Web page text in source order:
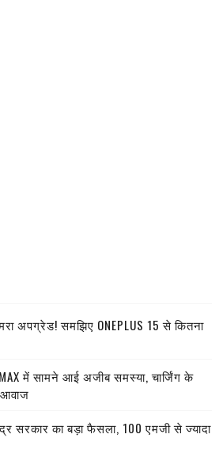
अपग्रेड! समझिए ONEPLUS 15 से कितना
में सामने आई अजीब समस्या, चार्जिंग के
आवाज
सरकार का बड़ा फैसला, 100 एमजी से ज्यादा